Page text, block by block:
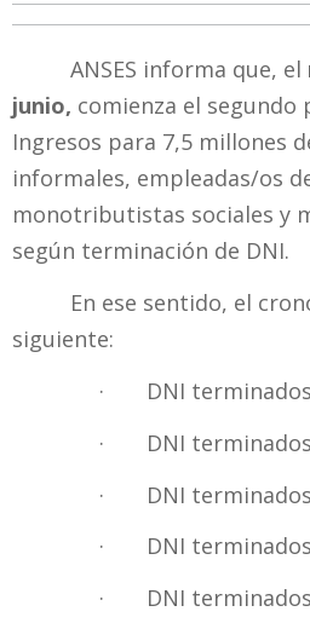
ANSES informa que, el
junio, comienza el segundo
Ingresos para 7,5 millones
informales, empleadas/os
monotributistas sociales y
según terminación de DNI.
En ese sentido, el
siguiente:
· DNI
· DNI
· DNI
· DNI
· DNI